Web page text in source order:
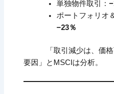
単独物件取引：
ポートフォリオ
−23％
「取引減少は、価格
要因」とMSCIは分析。